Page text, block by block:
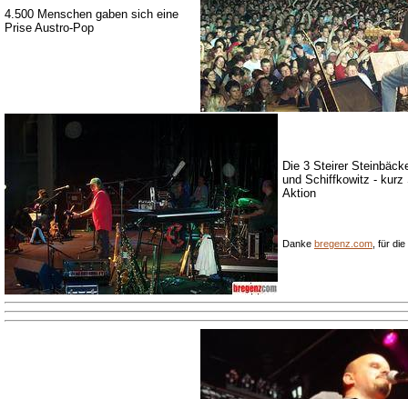
4.500 Menschen gaben sich eine
Prise Austro-Pop
Die 3 Steirer
und Schiffkowitz - kurz
Aktion
Danke bregenz.com , für